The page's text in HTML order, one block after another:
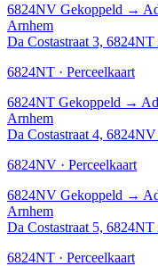
6824NV Gekoppeld →
Arnhem
Da Costastraat 3,
6824NT · Perceelkaart
6824NT Gekoppeld →
Arnhem
Da Costastraat 4,
6824NV · Perceelkaart
6824NV Gekoppeld →
Arnhem
Da Costastraat 5,
6824NT · Perceelkaart